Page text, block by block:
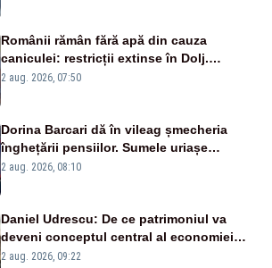
Românii rămân fără apă din cauza
caniculei: restricții extinse în Dolj.
Oamenii au „cu program la robinet”
2 aug. 2026, 07:50
Dorina Barcari dă în vileag șmecheria
înghețării pensiilor. Sumele uriașe
pierdute de fiecare român
2 aug. 2026, 08:10
Daniel Udrescu: De ce patrimoniul va
deveni conceptul central al economiei
viitoare?
2 aug. 2026, 09:22